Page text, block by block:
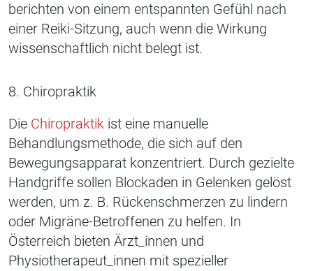
berichten von einem entspannten Gefühl nach
einer Reiki-Sitzung, auch wenn die Wirkung
wissenschaftlich nicht belegt ist.
8. Chiropraktik
Die Chiropraktik ist eine manuelle
Behandlungsmethode, die sich auf den
Bewegungsapparat konzentriert. Durch gezielte
Handgriffe sollen Blockaden in Gelenken gelöst
werden, um z. B. Rückenschmerzen zu lindern
oder Migräne-Betroffenen zu helfen. In
Österreich bieten Ärzt_innen und
Physiotherapeut_innen mit spezieller